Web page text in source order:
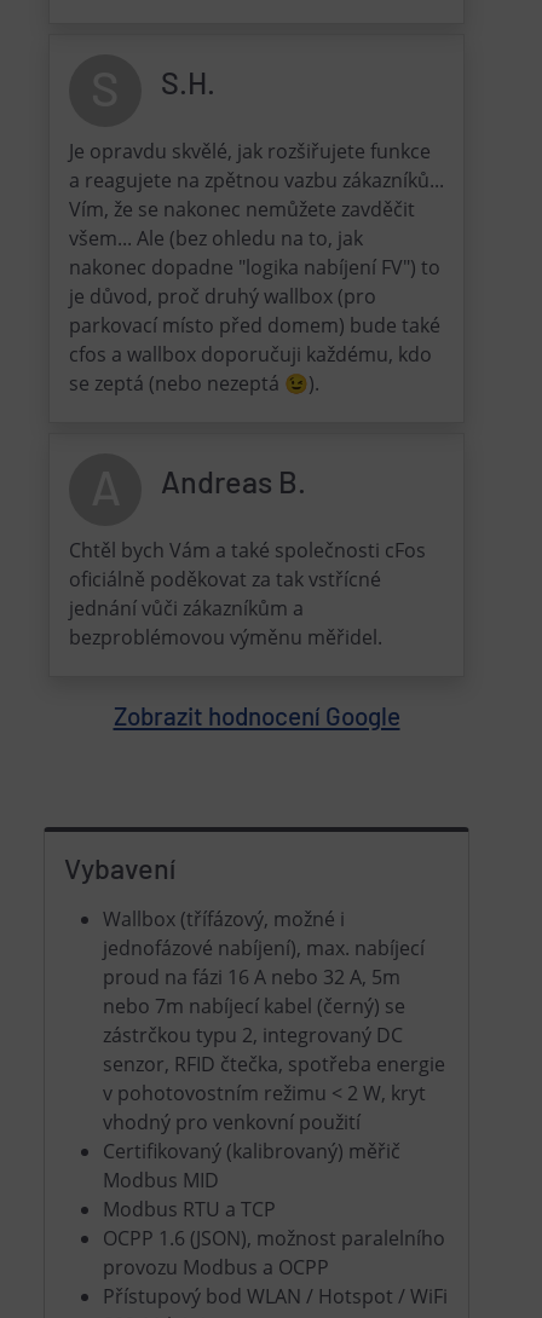
S.H.
Je opravdu skvělé, jak rozšiřujete funkce
a reagujete na zpětnou vazbu zákazníků...
Vím, že se nakonec nemůžete zavděčit
všem... Ale (bez ohledu na to, jak
nakonec dopadne "logika nabíjení FV") to
je důvod, proč druhý wallbox (pro
parkovací místo před domem) bude také
cfos a wallbox doporučuji každému, kdo
se zeptá (nebo nezeptá 😉).
Andreas B.
Chtěl bych Vám a také společnosti cFos
oficiálně poděkovat za tak vstřícné
jednání vůči zákazníkům a
bezproblémovou výměnu měřidel.
Zobrazit hodnocení Google
Vybavení
Wallbox (třífázový, možné i
jednofázové nabíjení), max. nabíjecí
proud na fázi 16 A nebo 32 A, 5m
nebo 7m nabíjecí kabel (černý) se
zástrčkou typu 2, integrovaný DC
senzor, RFID čtečka, spotřeba energie
v pohotovostním režimu < 2 W, kryt
vhodný pro venkovní použití
Certifikovaný (kalibrovaný) měřič
Modbus MID
Modbus RTU a TCP
OCPP 1.6 (JSON), možnost paralelního
provozu Modbus a OCPP
Přístupový bod WLAN / Hotspot / WiFi